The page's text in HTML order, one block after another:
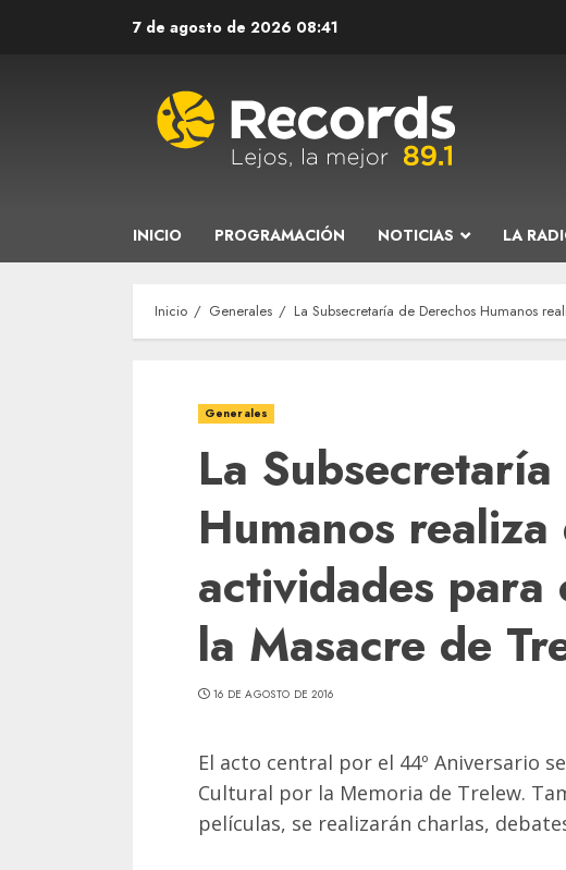
7 de agosto de 2026 08:41
INICIO PROGRAMACIÓN NOTICIAS LA
Inicio Generales La Subsecretaría de Derechos Humanos
Generales
La
Humanos realiza
actividades para
la Masacre de
16 DE AGOSTO DE 2016
El acto central por el 44º Aniversario
Cultural por la Memoria de Trelew.
películas, se realizarán charlas,